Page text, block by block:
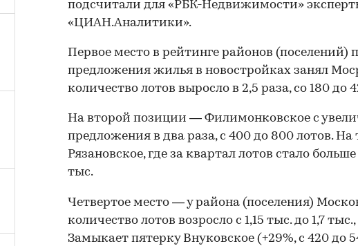
подсчитали для «РБК-Недвижимости»
«ЦИАН.Аналитики».
Первое место в рейтинге районов (поселений)
предложения жилья в новостройках занял
количество лотов выросло в 2,5 раза, со 180 до
На второй позиции — Филимонковское с
предложения в два раза, с 400 до 800 лотов.
Рязановское, где за квартал лотов стало больше
тыс.
Четвертое место — у района (поселения)
количество лотов возросло с 1,15 тыс. до 1,7
Замыкает пятерку Внуковское (+29%, с 420 до